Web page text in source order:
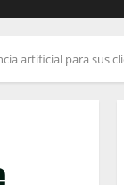
artificial para sus